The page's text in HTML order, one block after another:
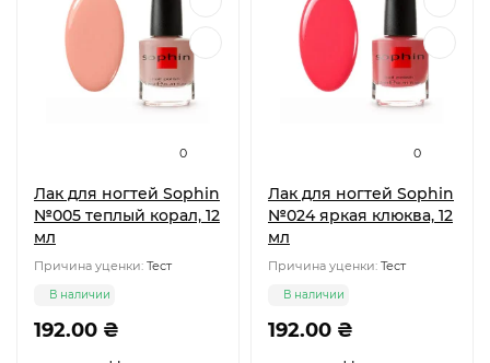
0
Лак для ногтей Sophin
№005 теплый корал, 12
мл
Причина уценки: Тест
192.00 ₴
В наличии
0
Лак для ногтей Sophin
№024 яркая клюква, 12
мл
Причина уценки: Тест
192.00 ₴
В наличии